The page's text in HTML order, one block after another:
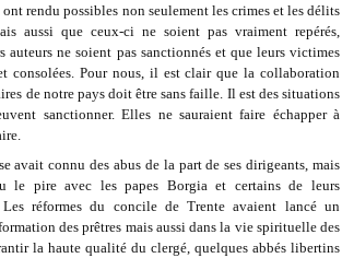
rendu possibles non seulement les crimes et les délits
aussi que ceux-ci ne soient pas vraiment repérés,
auteurs ne soient pas sanctionnés et que leurs victimes
consolées. Pour nous, il est clair que la collaboration
de notre pays doit être sans faille. Il est des situations
sanctionner. Elles ne sauraient faire échapper à
avait connu des abus de la part de ses dirigeants, mais
le pire avec les papes Borgia et certains de leurs
Les réformes du concile de Trente avaient lancé un
des prêtres mais aussi dans la vie spirituelle des
la haute qualité du clergé, quelques abbés libertins